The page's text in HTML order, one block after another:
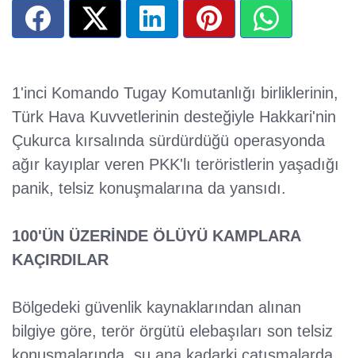
1'inci Komando Tugay Komutanlığı birliklerinin,
Türk Hava Kuvvetlerinin desteğiyle Hakkari'nin
Çukurca kırsalında sürdürdüğü operasyonda
ağır kayıplar veren PKK'lı teröristlerin yaşadığı
panik, telsiz konuşmalarına da yansıdı.
100'ÜN ÜZERİNDE ÖLÜYÜ KAMPLARA
KAÇIRDILAR
Bölgedeki güvenlik kaynaklarından alınan
bilgiye göre, terör örgütü elebaşıları son telsiz